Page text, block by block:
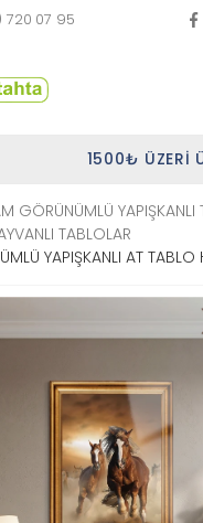
720 07 95
1500₺ ÜZERI
GÖRÜNÜMLÜ YAPIŞKANLI
TABLOLAR
YAPIŞKANLI AT